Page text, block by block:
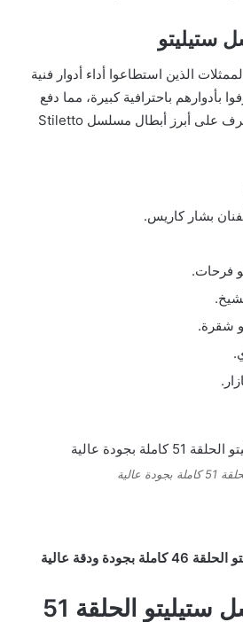
ستيليتو
الذين استطاعوا أداء أدوار فنية
باحترافية كبيرة، مما دفع
الكثيرين إلى الاهتمام بالتعرف على أبرز أبطال مسلسل Stiletto
بشار كاريس.
فرحات.
شقرة.
عالية
ودقة عالية
مشاهدة مسلسل ستيليتو الحلقة 51